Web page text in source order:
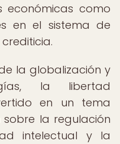
económicas como
en el sistema de
la globalización y
la libertad
en un tema
sobre la regulación
intelectual y la